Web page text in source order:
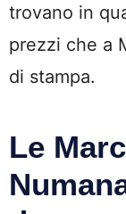
trovano in
prezzi che a
di stampa.
Le